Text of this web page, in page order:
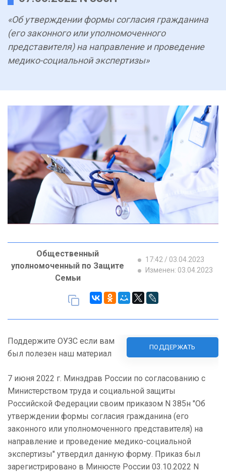
«Об утверждении формы согласия гражданина
(его законного или уполномоченного
представителя) на направление и проведение
медико-социальной экспертизы»
Общественный
уполномоченный по Защите
Семьи
17:42 / 03.04.2023
Изменен: 03.04.2023
Поддержите ОУЗС если вам
был полезен наш материал
ПОДДЕРЖАТЬ
7 июня 2022 г. Минздрав России по согласованию с
Министерством труда и социальной защиты
Российской Федерации своим приказом N 385н "Об
утверждении формы согласия гражданина (его
законного или уполномоченного представителя) на
направление и проведение медико-социальной
экспертизы" утвердил данную форму. Приказ был
зарегистрировано в Минюсте России 03.10.2022 N